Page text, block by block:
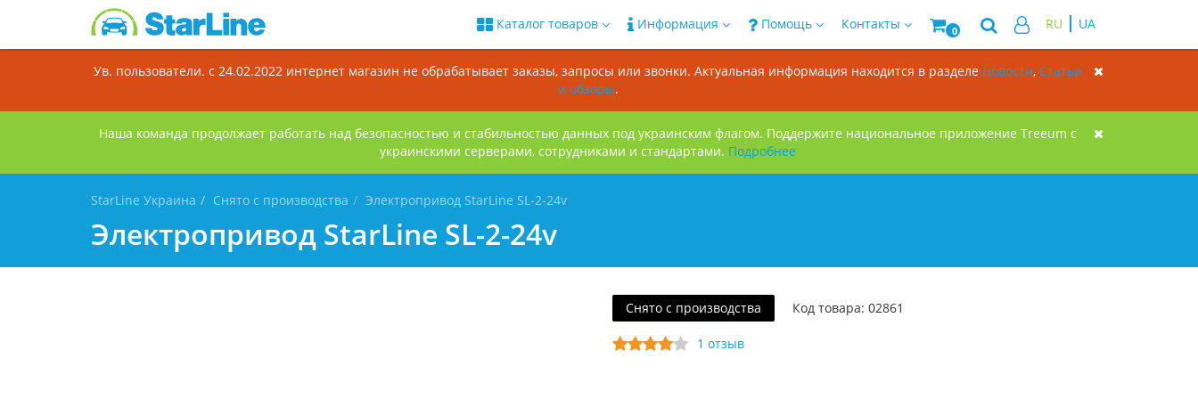
Ув. пользователи. с 24.02.2022 интернет магазин не обрабатывает заказы, запросы или звонки. Актуальная информация находится в разделе Новости, Статьи
и обзоры.
Наша команда продолжает работать над безопасностью и стабильностью данных под украинским флагом. Поддержите национальное приложение Treeum с
украинскими серверами, сотрудниками и стандартами. Подробнее
Каталог товаров Информация Помощь Контакты 0 RU UA
StarLine Украина Снято с производства Электропривод StarLine SL-2-24v
Электропривод StarLine SL-2-24v
Снято с производства Код товара: 02861
1 отзыв